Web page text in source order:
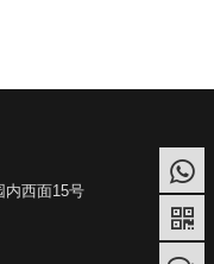
内西面15号